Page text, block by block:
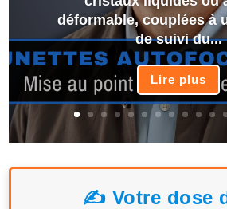
déformable, couplées à
de suivi du...
Lire plus
✍️ Votre dose